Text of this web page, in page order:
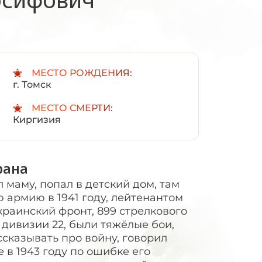
МЕСТО РОЖДЕНИЯ:
г. Томск
МЕСТО СМЕРТИ:
Киргизия
попал в детский дом, там
в 1941 году, лейтенантом
фронт, 899 стрелкового
дивизии 22, были тяжёлые бои,
про войну, говорил
в 1943 году по ошибке его